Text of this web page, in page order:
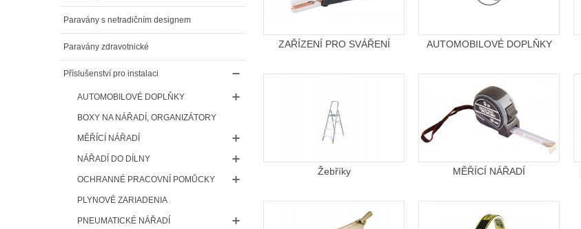
Paravány s netradičním designem
Paravány zdravotnické
Příslušenství pro instalaci
AUTOMOBILOVÉ DOPLŇKY
BOXY NA NÁŘADÍ, ORGANIZÁTORY
MĚŘÍCÍ NÁŘADÍ
NÁŘADÍ DO DÍLNY
OCHRANNÉ PRACOVNÍ POMŮCKY
PLYNOVÉ ZARIADENIA
PNEUMATICKÉ NÁŘADÍ
ZAŘÍZENÍ PRO SVÁŘENÍ AUTOMOBILOVÉ DOPLŇKY
Žebříky MĚŘÍCÍ NÁŘADÍ